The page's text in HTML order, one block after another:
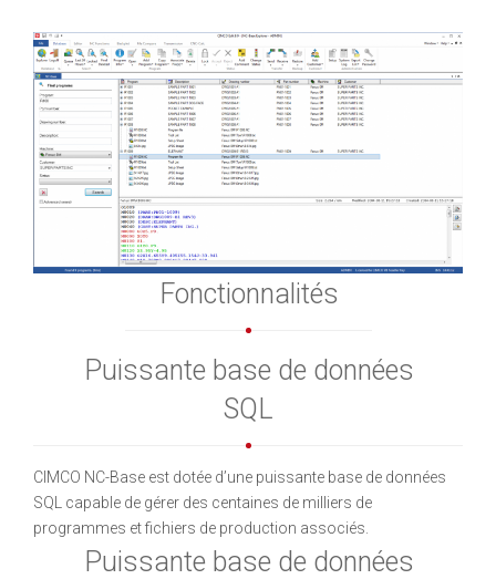
Fonctionnalités
Puissante base de données
SQL
CIMCO NC-Base est dotée d’une puissante base de données
SQL capable de gérer des centaines de milliers de
programmes et fichiers de production associés.
Puissante base de données